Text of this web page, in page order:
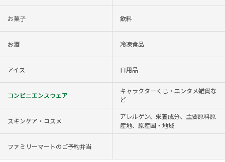
お菓子 飲料
お酒 冷凍食品
アイス 日用品
コンビニエンスウェア
キャラクターくじ・エンタメ雑貨な
ど
スキンケア・コスメ
アレルゲン、栄養成分、主要原料原
産地、原産国・地域
ファミリーマートのご予約弁当